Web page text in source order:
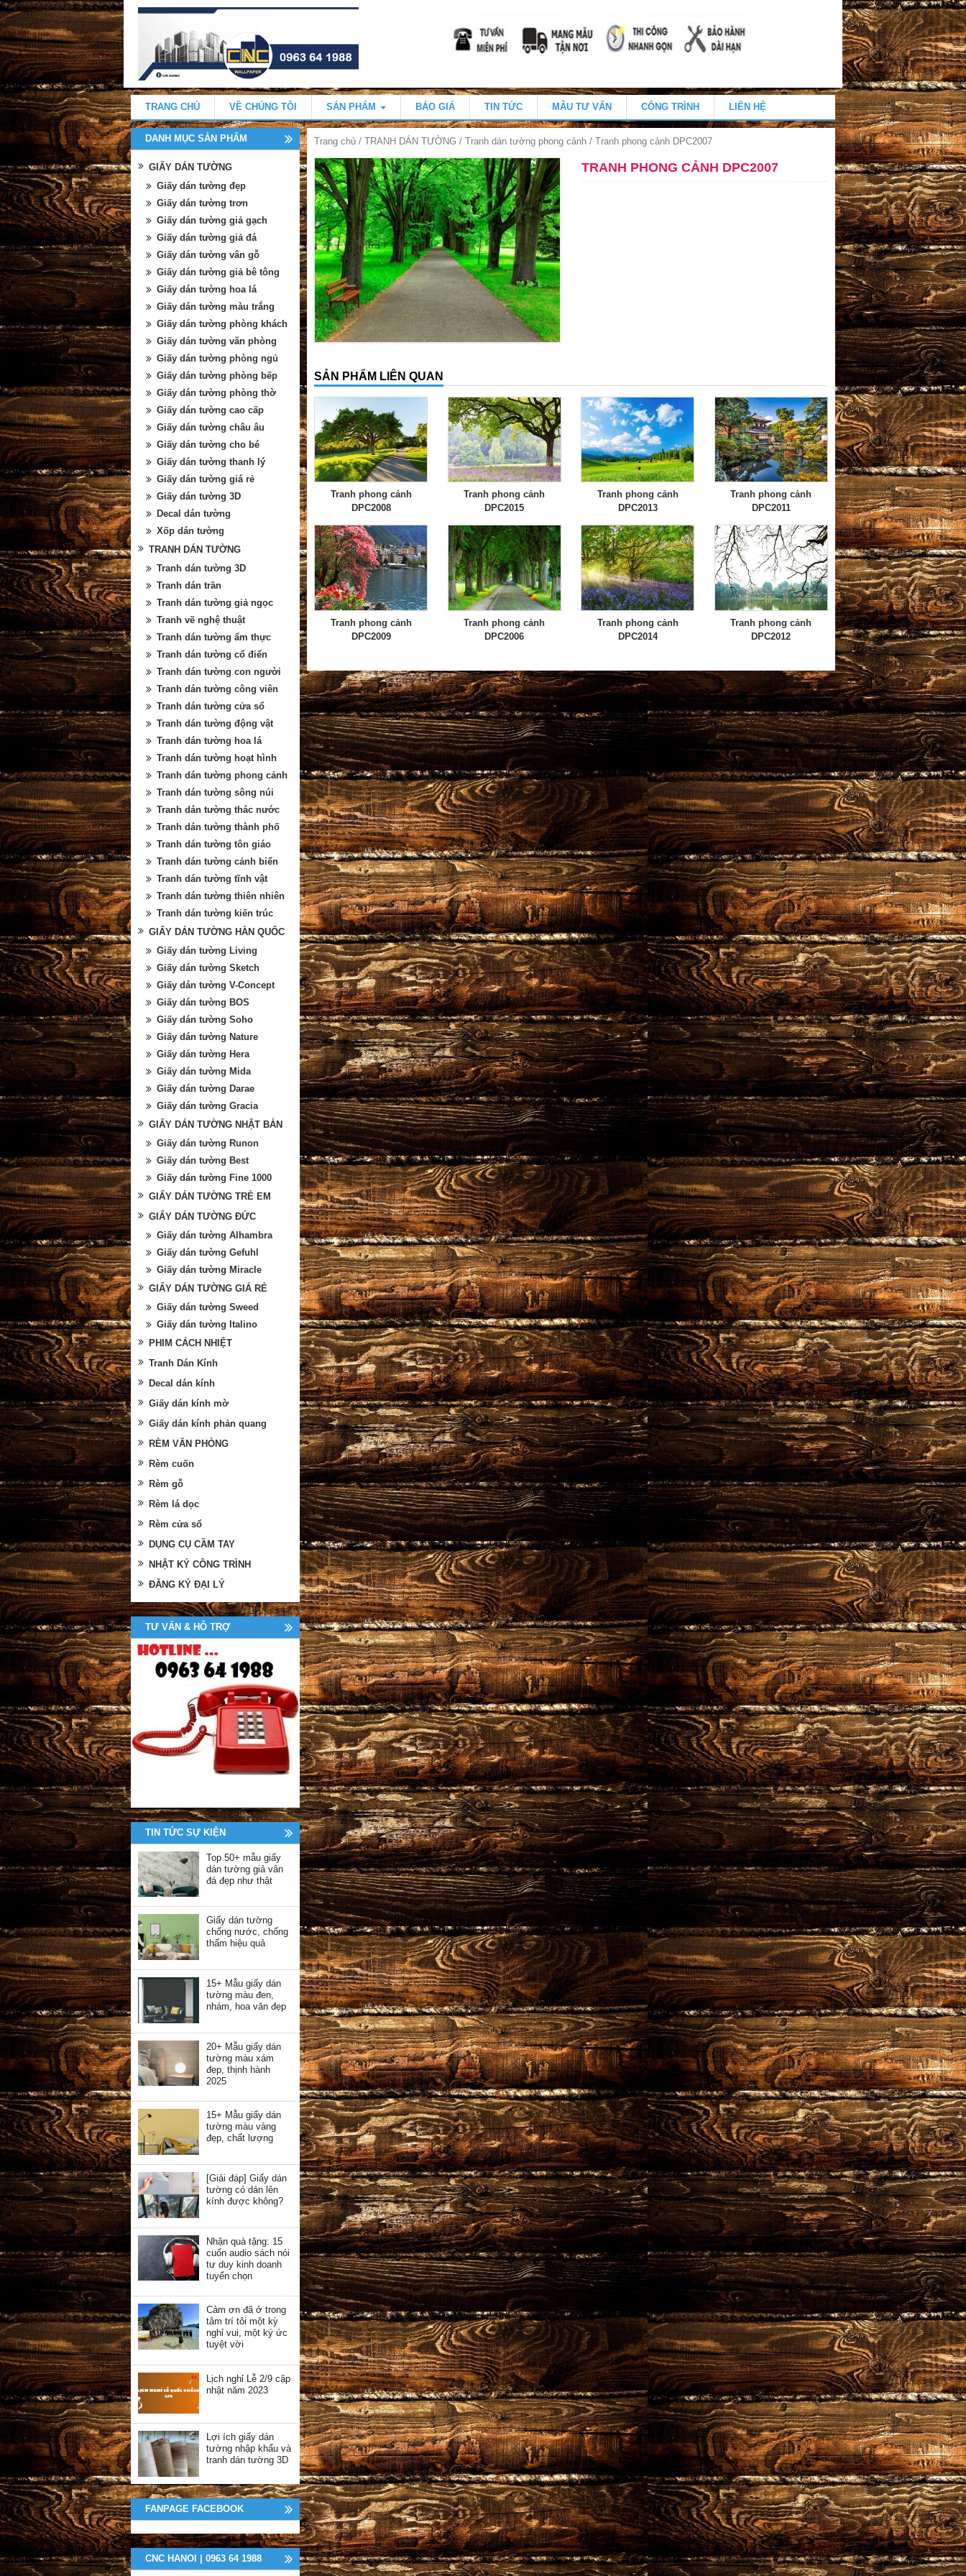
TRANG CHỦ VỀ CHÚNG TÔI SẢN PHẨM BÁO GIÁ TIN TỨC MẪU TƯ VẤN CÔNG TRÌNH LIÊN HỆ
Trang chủ / TRANH DÁN TƯỜNG / Tranh dán tường phong cảnh / Tranh phong cảnh DPC2007
TRANH PHONG CẢNH DPC2007
SẢN PHẨM LIÊN QUAN
Tranh phong cảnh
DPC2008
Tranh phong cảnh
DPC2015
Tranh phong cảnh
DPC2013
Tranh phong cảnh
DPC2011
Tranh phong cảnh
DPC2009
Tranh phong cảnh
DPC2006
Tranh phong cảnh
DPC2014
Tranh phong cảnh
DPC2012
DANH MỤC SẢN PHẨM
GIẤY DÁN TƯỜNG
Giấy dán tường đẹp
Giấy dán tường trơn
Giấy dán tường giả gạch
Giấy dán tường giả đá
Giấy dán tường vân gỗ
Giấy dán tường giả bê tông
Giấy dán tường hoa lá
Giấy dán tường màu trắng
Giấy dán tường phòng khách
Giấy dán tường văn phòng
Giấy dán tường phòng ngủ
Giấy dán tường phòng bếp
Giấy dán tường phòng thờ
Giấy dán tường cao cấp
Giấy dán tường châu âu
Giấy dán tường cho bé
Giấy dán tường thanh lý
Giấy dán tường giá rẻ
Giấy dán tường 3D
Decal dán tường
Xốp dán tường
TRANH DÁN TƯỜNG
Tranh dán tường 3D
Tranh dán trần
Tranh dán tường giả ngọc
Tranh vẽ nghệ thuật
Tranh dán tường ẩm thực
Tranh dán tường cổ điển
Tranh dán tường con người
Tranh dán tường công viên
Tranh dán tường cửa sổ
Tranh dán tường động vật
Tranh dán tường hoa lá
Tranh dán tường hoạt hình
Tranh dán tường phong cảnh
Tranh dán tường sông núi
Tranh dán tường thác nước
Tranh dán tường thành phố
Tranh dán tường tôn giáo
Tranh dán tường cảnh biển
Tranh dán tường tĩnh vật
Tranh dán tường thiên nhiên
Tranh dán tường kiến trúc
GIẤY DÁN TƯỜNG HÀN QUỐC
Giấy dán tường Living
Giấy dán tường Sketch
Giấy dán tường V-Concept
Giấy dán tường BOS
Giấy dán tường Soho
Giấy dán tường Nature
Giấy dán tường Hera
Giấy dán tường Mida
Giấy dán tường Darae
Giấy dán tường Gracia
GIẤY DÁN TƯỜNG NHẬT BẢN
Giấy dán tường Runon
Giấy dán tường Best
Giấy dán tường Fine 1000
GIẤY DÁN TƯỜNG TRẺ EM
GIẤY DÁN TƯỜNG ĐỨC
Giấy dán tường Alhambra
Giấy dán tường Gefuhl
Giấy dán tường Miracle
GIẤY DÁN TƯỜNG GIÁ RẺ
Giấy dán tường Sweed
Giấy dán tường Italino
PHIM CÁCH NHIỆT
Tranh Dán Kính
Decal dán kính
Giấy dán kính mờ
Giấy dán kính phản quang
RÈM VĂN PHÒNG
Rèm cuốn
Rèm gỗ
Rèm lá dọc
Rèm cửa sổ
DỤNG CỤ CẦM TAY
NHẬT KÝ CÔNG TRÌNH
ĐĂNG KÝ ĐẠI LÝ
TƯ VẤN & HỖ TRỢ
TIN TỨC SỰ KIỆN
Top 50+ mẫu giấy
dán tường giả vân
đá đẹp như thật
Giấy dán tường
chống nước, chống
thấm hiệu quả
15+ Mẫu giấy dán
tường màu đen,
nhám, hoa văn đẹp
20+ Mẫu giấy dán
tường màu xám
đẹp, thịnh hành
2025
15+ Mẫu giấy dán
tường màu vàng
đẹp, chất lượng
[Giải đáp] Giấy dán
tường có dán lên
kính được không?
Nhận quà tặng: 15
cuốn audio sách nói
tư duy kinh doanh
tuyển chọn
Cảm ơn đã ở trong
tâm trí tôi một kỳ
nghỉ vui, một ký ức
tuyệt vời
Lịch nghỉ Lễ 2/9 cập
nhật năm 2023
Lợi ích giấy dán
tường nhập khẩu và
tranh dán tường 3D
FANPAGE FACEBOOK
CNC HANOI | 0963 64 1988